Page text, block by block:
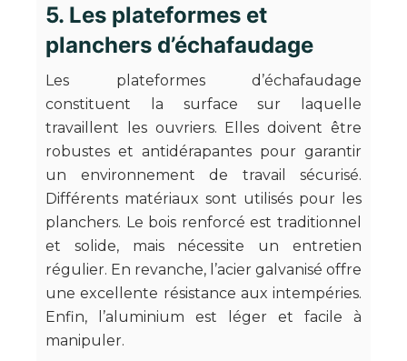
5. Les plateformes et
planchers d’échafaudage
Les plateformes d’échafaudage
constituent la surface sur laquelle
travaillent les ouvriers. Elles doivent être
robustes et antidérapantes pour garantir
un environnement de travail sécurisé.
Différents matériaux sont utilisés pour les
planchers. Le bois renforcé est traditionnel
et solide, mais nécessite un entretien
régulier. En revanche, l’acier galvanisé offre
une excellente résistance aux intempéries.
Enfin, l’aluminium est léger et facile à
manipuler.